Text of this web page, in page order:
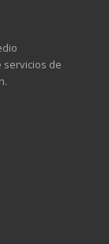
servicios de